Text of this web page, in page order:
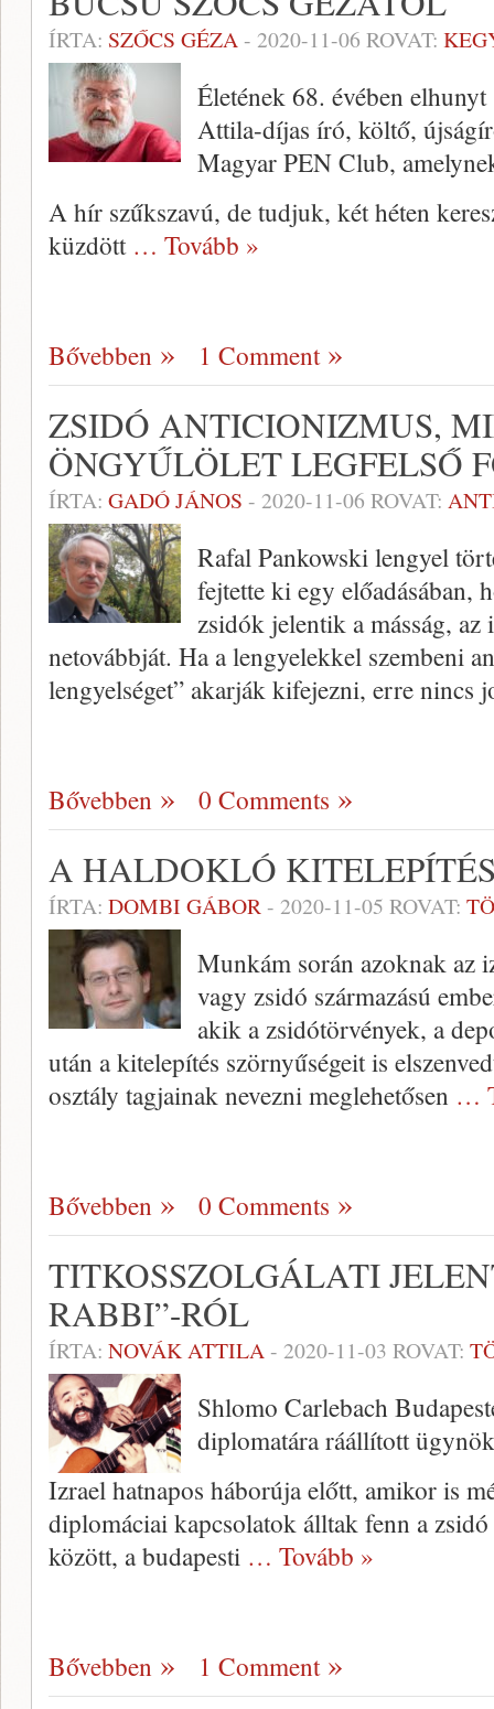
ÍRTA: SZŐCS GÉZA- 2020-11-06 ROVAT:
Életének 68. évében
Attila-díjas író, költő,
Magyar PEN Club,
A hír szűkszavú, de tudjuk, két héten
küzdött … Tovább »
Bővebben 1 Comment
ZSIDÓ ANTICIONIZMUS,
ÖNGYŰLÖLET LEGFELSŐ
ÍRTA: GADÓ JÁNOS - 2020-11-06 ROVAT:
Rafal Pankowski lengyel
fejtette ki egy előadásában,
zsidók jelentik a másság, az
netovábbját. Ha a lengyelekkel szembeni
lengyelséget” akarják kifejezni, erre nincs
Bővebben 0 Comments
A HALDOKLÓ
ÍRTA: DOMBI GÁBOR- 2020-11-05 ROVAT:
Munkám során azoknak az
vagy zsidó származású
akik a zsidótörvények, a
után a kitelepítés szörnyűségeit is
osztály tagjainak nevezni meglehetősen …
Bővebben 0 Comments
TITKOSSZOLGÁLATI
RABBI”-RÓL
ÍRTA: NOVÁK ATTILA- 2020-11-03 ROVAT:
Shlomo Carlebach
diplomatára ráállított
Izrael hatnapos háborúja előtt, amikor is
diplomáciai kapcsolatok álltak fenn a
között, a budapesti … Tovább »
Bővebben 1 Comment